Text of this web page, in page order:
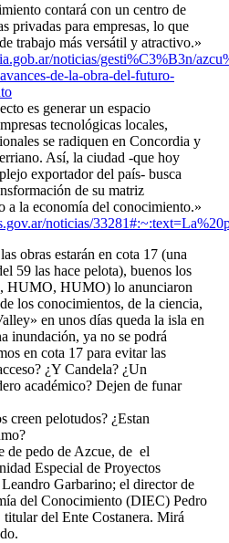
contará con un centro de
privadas para empresas, lo que
trabajo más versátil y atractivo.»
noticias/gesti%C3%B3n/
de-la-obra-del-futuro-
es generar un espacio
tecnológicas locales,
se radiquen en Concordia y
Así, la ciudad -que hoy
exportador del país- busca
de su matriz
a la economía del conocimiento.»
noticias/
obras estarán en cota 17 (una
59 las hace pelota), buenos los
HUMO, HUMO) lo anunciaron
los conocimientos, de la ciencia,
en unos días queda la isla en
inundación, ya no se podrá
en cota 17 para evitar las
¿Y Candela? ¿Un
académico? Dejen de funar
creen pelotudos? ¿Estan
de pedo de Azcue, de ​​ el
Especial de Proyectos
Garbarino; el director de
del Conocimiento (DIEC) Pedro
del Ente Costanera. Mirá